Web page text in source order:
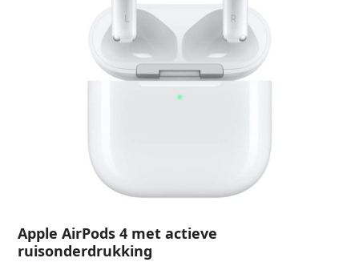
Apple AirPods 4 met actieve
ruisonderdrukking